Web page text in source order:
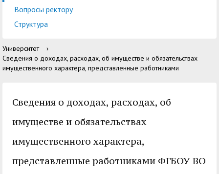
Республиканская
организация высшей
школы
Вопросы ректору
Центр русского языка
представителей)
несовершеннолетних
Образовательный
модуль «Обучение
Информация о
отпуска обучающимся
Вопросы ректору
Структура
Университет
›
Сведения о доходах, расходах, об имуществе и обязательствах
имущественного характера, представленные работниками
Сведения о доходах, расходах, об
имуществе и обязательствах
имущественного характера,
представленные работниками ФГБОУ ВО